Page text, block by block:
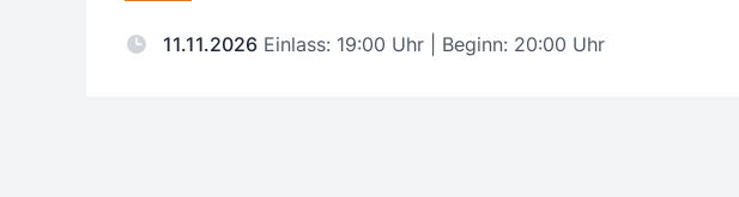
11.11.2026 Einlass: 19:00 Uhr | Beginn: 20:00 Uhr